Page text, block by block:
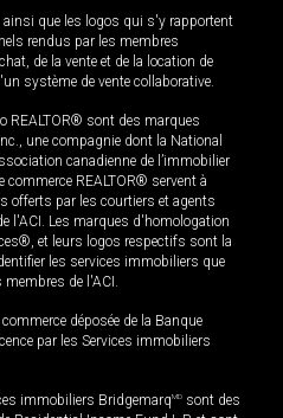
que les logos qui s'y rapportent
rendus par les membres
de la vente et de la location de
système de vente collaborative.
REALTOR® sont des marques
une compagnie dont la National
canadienne de l’immobilier
REALTOR® servent à
offerts par les courtiers et agents
l'ACI. Les marques d'homologation
et leurs logos respectifs sont la
les services immobiliers que
de l'ACI.
déposée de la Banque
par les Services immobiliers
immobiliers BridgemarqMD sont des